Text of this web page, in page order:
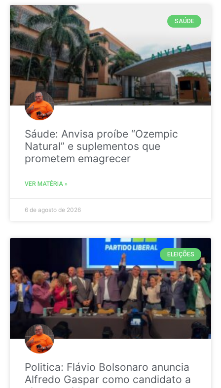
SAÚDE
Sáude: Anvisa proíbe “Ozempic
Natural” e suplementos que
prometem emagrecer
VER MATÉRIA »
6 de agosto de 2026
ELEIÇÕES
Politica: Flávio Bolsonaro anuncia
Alfredo Gaspar como candidato a